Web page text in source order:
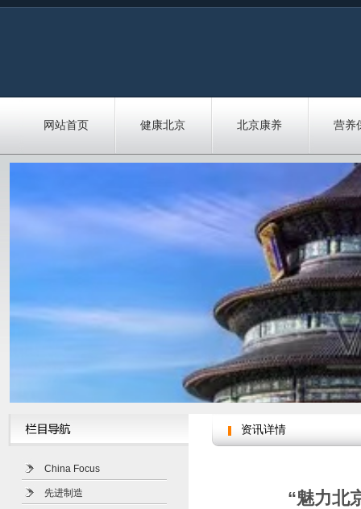
网站首页 健康北京 北京康养 营养
China Focus
先进制造
资讯详情
“魅力北